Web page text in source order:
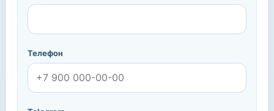
Телефон